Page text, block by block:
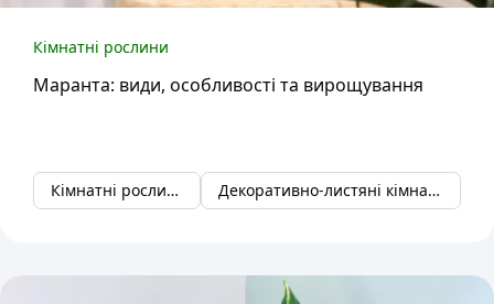
Кімнатні рослини
Маранта: види, особливості та вирощування
Кімнатні рослини Декоративно-листяні кімнатні